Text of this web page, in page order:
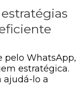
pelo WhatsApp,
estratégica.
ajudá-lo a